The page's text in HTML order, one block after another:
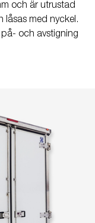
och är utrustad
låsas med nyckel.
och avstigning